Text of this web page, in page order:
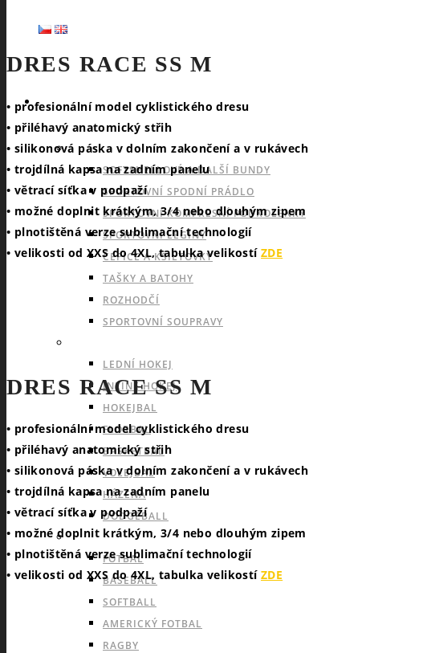
SPORTY
NABÍDKA PRO VŠECHNY SPORTY
SOFTSHELLOVÉ A DALŠÍ BUNDY
SPORTOVNÍ SPODNÍ PRÁDLO
SPORTOVNÍ KOMPRESNÍ PODKOLENKY
SPORTOVNÍ LEGÍNY
ČEPICE A KŠILTOVKY
TAŠKY A BATOHY
ROZHODČÍ
SPORTOVNÍ SOUPRAVY
LEDNÍ HOKEJ
INLINE HOKEJ
HOKEJBAL
FLORBAL
BASKETBAL
VOLEJBAL
HÁZENÁ
DODGEBALL
OUTDOOROVÉ TÝMOVÉ SPORTY
FOTBAL
BASEBALL
SOFTBALL
AMERICKÝ FOTBAL
RAGBY
DRES RACE SS M
• profesionální model cyklistického dresu
• přiléhavý anatomický střih
• silikonová páska v dolním zakončení a v rukávech
• trojdílná kapsa na zadním panelu
• větrací síťka v podpaží
• možné doplnit krátkým, 3/4 nebo dlouhým zipem
• plnotištěná verze sublimační technologií
• velikosti od XXS do 4XL, tabulka velikostí ZDE
DRES RACE SS M
• profesionální model cyklistického dresu
• přiléhavý anatomický střih
• silikonová páska v dolním zakončení a v rukávech
• trojdílná kapsa na zadním panelu
• větrací síťka v podpaží
• možné doplnit krátkým, 3/4 nebo dlouhým zipem
• plnotištěná verze sublimační technologií
• velikosti od XXS do 4XL, tabulka velikostí ZDE